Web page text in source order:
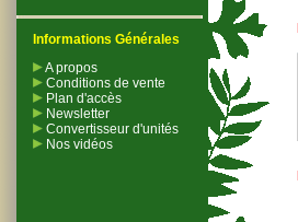
Informations Générales
A propos
Conditions de vente
Plan d'accès
Newsletter
Convertisseur d'unités
Nos vidéos